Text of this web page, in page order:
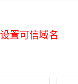
置可信域名